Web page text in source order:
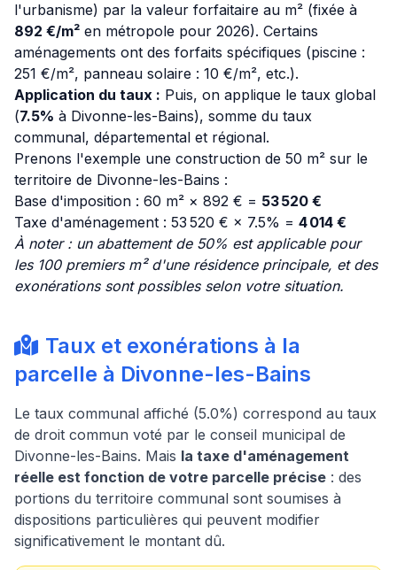
l'urbanisme) par la valeur forfaitaire au m² (fixée à
892 €/m² en métropole pour 2026). Certains
aménagements ont des forfaits spécifiques (piscine :
251 €/m², panneau solaire : 10 €/m², etc.).
Application du taux : Puis, on applique le taux global
(7.5% à Divonne-les-Bains), somme du taux
communal, départemental et régional.
Prenons l'exemple une construction de 50 m² sur le
territoire de Divonne-les-Bains :
Base d'imposition : 60 m² × 892 € = 53 520 €
Taxe d'aménagement : 53 520 € × 7.5% = 4 014 €
À noter : un abattement de 50% est applicable pour
les 100 premiers m² d'une résidence principale, et des
exonérations sont possibles selon votre situation.
Taux et exonérations à la
parcelle à Divonne-les-Bains
Le taux communal affiché (5.0%) correspond au taux
de droit commun voté par le conseil municipal de
Divonne-les-Bains. Mais la taxe d'aménagement
réelle est fonction de votre parcelle précise : des
portions du territoire communal sont soumises à
dispositions particulières qui peuvent modifier
significativement le montant dû.